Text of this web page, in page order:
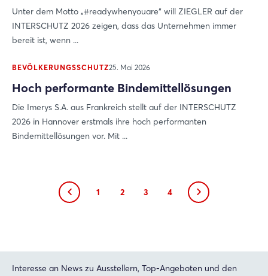
Unter dem Motto „#readywhenyouare“ will ZIEGLER auf der
INTERSCHUTZ 2026 zeigen, dass das Unternehmen immer
bereit ist, wenn ...
BEVÖLKERUNGSSCHUTZ25. Mai 2026
Hoch performante Bindemittellösungen
Die Imerys S.A. aus Frankreich stellt auf der INTERSCHUTZ
2026 in Hannover erstmals ihre hoch performanten
Bindemittellösungen vor. Mit ...
1 2 3 4
Interesse an News zu Ausstellern, Top-Angeboten und den